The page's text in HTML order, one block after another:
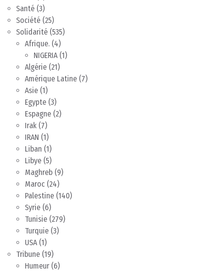
Santé (3)
Société (25)
Solidarité (535)
Afrique. (4)
NIGERIA(1)
Algérie (21)
Amérique Latine (7)
Asie (1)
Egypte (3)
Espagne (2)
Irak (7)
IRAN (1)
Liban (1)
Libye (5)
Maghreb (9)
Maroc (24)
Palestine (140)
Syrie (6)
Tunisie (279)
Turquie (3)
USA(1)
Tribune (19)
Humeur (6)